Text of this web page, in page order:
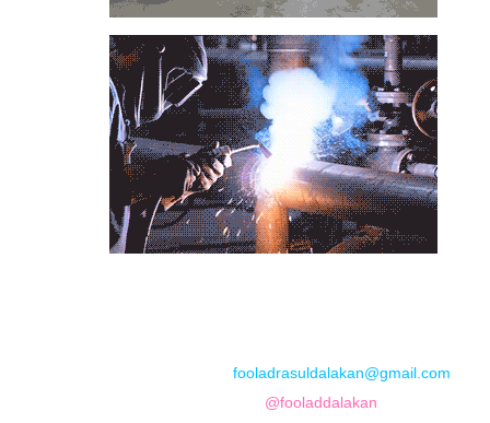
fooladrasuldalakan@gmail.com
@fooladdalakan